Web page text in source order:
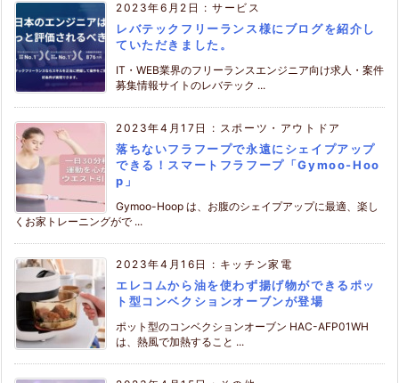
2023年6月2日 :サービス
レバテックフリーランス様にブログを紹介し
ていただきました。
IT・WEB業界のフリーランスエンジニア向け求人・案件
募集情報サイトのレバテック ...
2023年4月17日 : スポーツ・アウトドア
落ちないフラフープで永遠にシェイプアップ
できる！スマートフラフープ「Gymoo-Hoo
p」
Gymoo-Hoop は、お腹のシェイプアップに最適、楽し
くお家トレーニングがで ...
2023年4月16日 : キッチン家電
エレコムから油を使わず揚げ物ができるポッ
ト型コンベクションオーブンが登場
ポット型のコンベクションオーブン HAC-AFP01WH
は、熱風で加熱すること ...